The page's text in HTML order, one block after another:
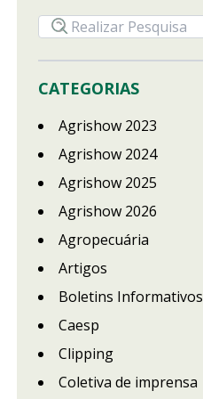
CATEGORIAS
Agrishow 2023
Agrishow 2024
Agrishow 2025
Agrishow 2026
Agropecuária
Artigos
Boletins Informativos
Caesp
Clipping
Coletiva de imprensa